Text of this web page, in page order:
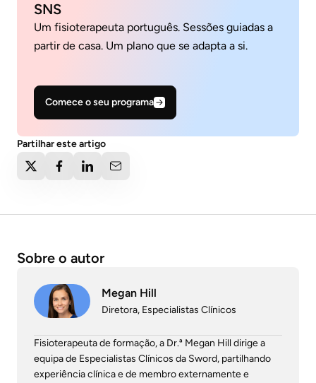
SNS
Um fisioterapeuta português. Sessões guiadas a
partir de casa. Um plano que se adapta a si.
Comece o seu programa
Partilhar este artigo
Sobre o autor
Megan Hill
Diretora, Especialistas Clínicos
Fisioterapeuta de formação, a Dr.ª Megan Hill dirige a
equipa de Especialistas Clínicos da Sword, partilhando
experiência clínica e de membro externamente e